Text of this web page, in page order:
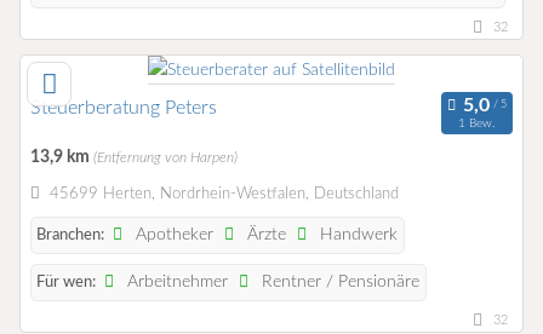
32
Steuerberatung Peters
1 Bew.
13,9 km (Entfernung von Harpen)
45699 Herten, Nordrhein-Westfalen, Deutschland
Branchen: Apotheker Ärzte Handwerk
Für wen: Arbeitnehmer Rentner / Pensionäre
32